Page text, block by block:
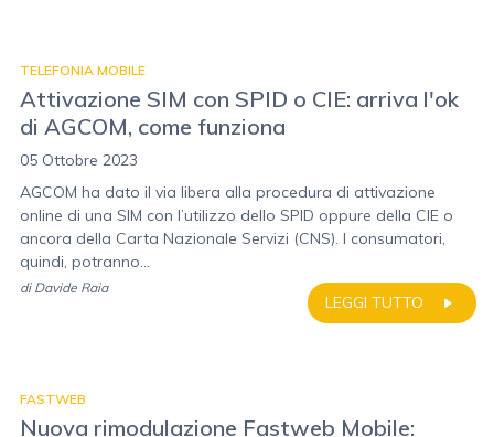
TELEFONIA MOBILE
Attivazione SIM con SPID o CIE: arriva l'ok
di AGCOM, come funziona
05 Ottobre 2023
AGCOM ha dato il via libera alla procedura di attivazione
online di una SIM con l’utilizzo dello SPID oppure della CIE o
ancora della Carta Nazionale Servizi (CNS). I consumatori,
quindi, potranno...
LEGGI TUTTO
di Davide Raia
FASTWEB
Nuova rimodulazione Fastweb Mobile: